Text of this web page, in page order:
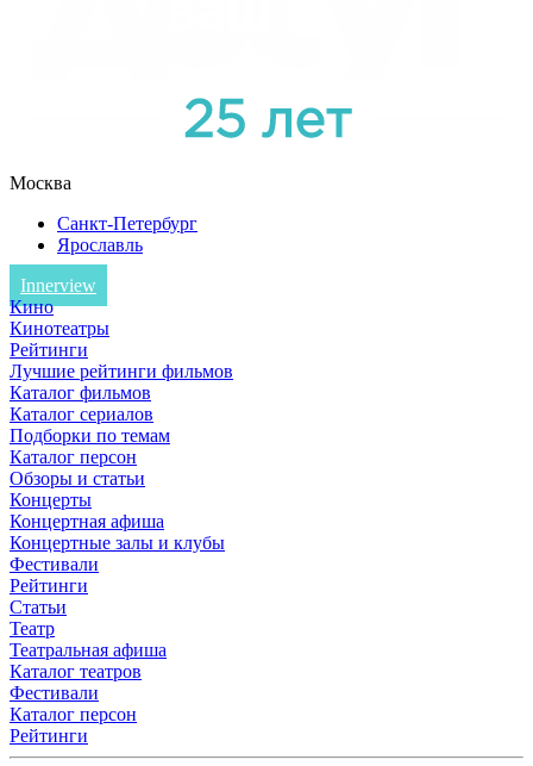
Москва
Санкт-Петербург
Ярославль
Innerview
Кино
Кинотеатры
Рейтинги
Лучшие рейтинги фильмов
Каталог фильмов
Каталог сериалов
Подборки по темам
Каталог персон
Обзоры и статьи
Концерты
Концертная афиша
Концертные залы и клубы
Фестивали
Рейтинги
Статьи
Театр
Театральная афиша
Каталог театров
Фестивали
Каталог персон
Рейтинги